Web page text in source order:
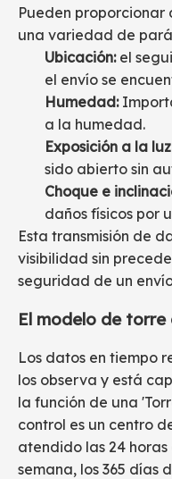
Pueden proporcionar
una variedad de
Ubicación: el
el envío se
Humedad:
a la humedad.
Exposición a la
sido abierto sin
Choque e
daños físicos por
Esta transmisión de
visibilidad sin
seguridad de un
El modelo de
Los datos en tiempo
los observa y está
la función de una
control es un centro
atendido las 24
semana, los 365 días